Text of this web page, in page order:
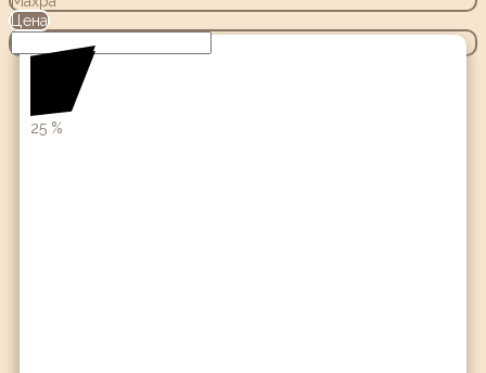
Цена
25 %